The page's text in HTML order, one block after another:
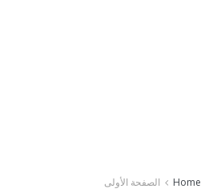
Home الصفحة الأولى